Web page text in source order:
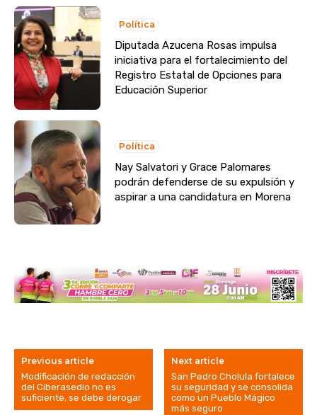
Política
Diputada Azucena Rosas impulsa
iniciativa para el fortalecimiento del
Registro Estatal de Opciones para
Educación Superior
Política
Nay Salvatori y Grace Palomares
podrán defenderse de su expulsión y
aspirar a una candidatura en Morena
Previous article
Modificación de redacción
del Ciberasedio no es
suficiente, se debe derogar
Next article
San Pedro Cholula fortalece
su seguridad y se consolida
como un Pueblo Mágico
más seguro